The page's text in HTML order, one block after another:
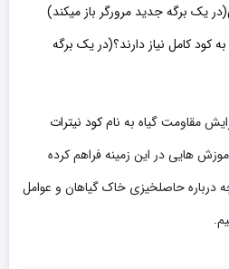
(در یک برگه جدید مرورگر باز میکند)
کود کامل نیاز دارند؟(در یک برگه
مقاومت گیاه به نامکود نیترات
هایی در این زمینه فراهم کرده
درباره حاصلخیزی خاک گیاهان و عوامل